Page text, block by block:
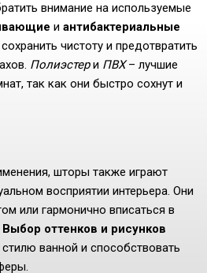
внимание на используемые
и антибактериальные
чистоту и предотвратить
Полиэстери ПВХ– лучшие
так как они быстро сохнут и
шторы также играют
восприятии интерьера. Они
или гармонично вписаться в
Выбор оттенков и рисунков
ванной и способствовать